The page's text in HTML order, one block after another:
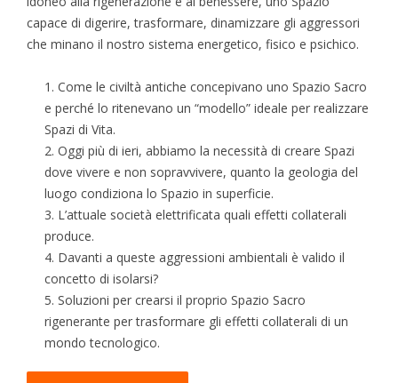
capace di digerire, trasformare, dinamizzare gli aggressori
che minano il nostro sistema energetico, fisico e psichico.
Come le civiltà antiche concepivano uno Spazio Sacro
e perché lo ritenevano un “modello” ideale per realizzare
Spazi di Vita.
Oggi più di ieri, abbiamo la necessità di creare Spazi
dove vivere e non sopravvivere, quanto la geologia del
luogo condiziona lo Spazio in superficie.
L’attuale società elettrificata quali effetti collaterali
produce.
Davanti a queste aggressioni ambientali è valido il
concetto di isolarsi?
Soluzioni per crearsi il proprio Spazio Sacro
rigenerante per trasformare gli effetti collaterali di un
mondo tecnologico.